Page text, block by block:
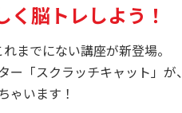
く脳トレしよう！
までにない講座が新登場。
「スクラッチキャット」が、
ゃいます！